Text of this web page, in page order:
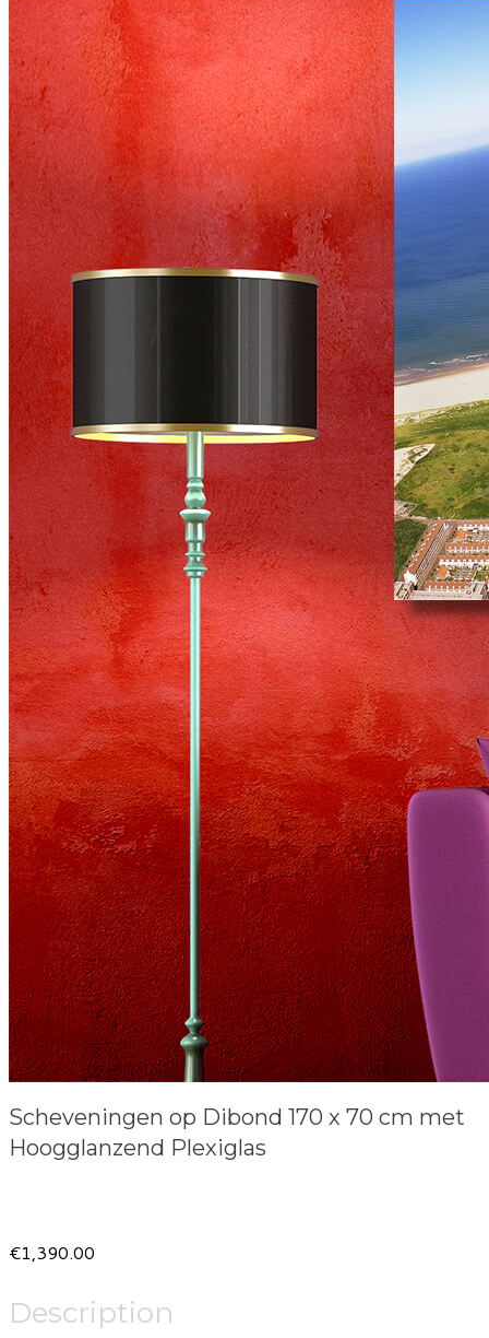
Scheveningen op Dibond 170 x 70 cm met
Hoogglanzend Plexiglas
€1,390.00
Description